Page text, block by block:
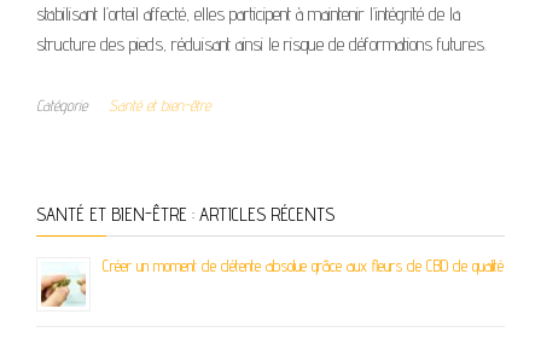
stabilisant l’orteil affecté, elles participent à maintenir l’intégrité de la
structure des pieds, réduisant ainsi le risque de déformations futures.
Catégorie Santé et bien-être
SANTÉ ET BIEN-ÊTRE : ARTICLES RÉCENTS
Créer un moment de détente absolue grâce aux fleurs de CBD de qualité